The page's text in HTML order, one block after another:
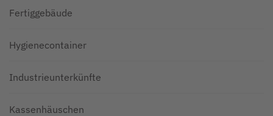
Fertiggebäude
Hygienecontainer
Industrieunterkünfte
Kassenhäuschen